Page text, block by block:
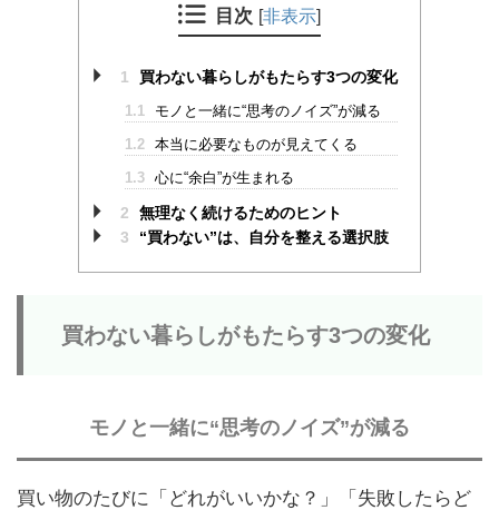
目次 [非表示]
1 買わない暮らしがもたらす3つの変化
1.1
モノと一緒に“思考のノイズ”が減る
1.2 本当に必要なものが見えてくる
1.3 心に“余白”が生まれる
2
無理なく続けるためのヒント
3
“買わない”は、自分を整える選択肢
買わない暮らしがもたらす3つの変化
モノと一緒に“思考のノイズ”が減る
買い物のたびに「どれがいいかな？」「失敗したらど